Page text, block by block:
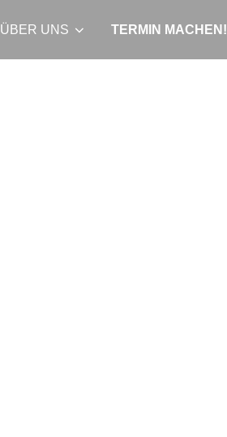
ÜBER UNS TERMIN MACHEN!